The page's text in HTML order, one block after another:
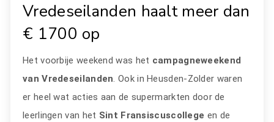
Vredeseilanden haalt meer dan
€ 1700 op
Het voorbije weekend was het campagneweekend
van Vredeseilanden. Ook in Heusden-Zolder waren
er heel wat acties aan de supermarkten door de
leerlingen van het Sint Fransiscuscollege en de